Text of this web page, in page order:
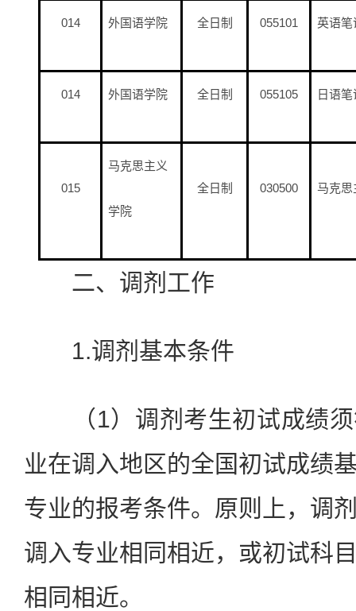
014 外国语学院 全日制 055101 英语笔
014 外国语学院 全日制 055105 日语笔
015
马克思主义
学院
全日制 030500 马克思
二、调剂工作
1.调剂基本条件
（1）调剂考生初试成绩须
业在调入地区的全国初试成绩
专业的报考条件。原则上，调
调入专业相同相近，或初试科
相同相近。